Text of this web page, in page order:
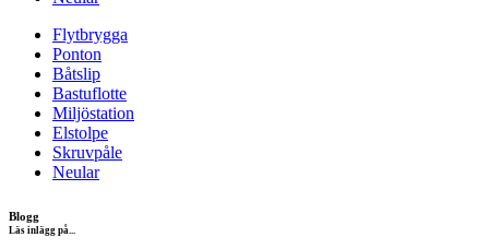
Flytbrygga
Ponton
Båtslip
Bastuflotte
Miljöstation
Elstolpe
Skruvpåle
Neular
Blogg
Läs inlägg på...